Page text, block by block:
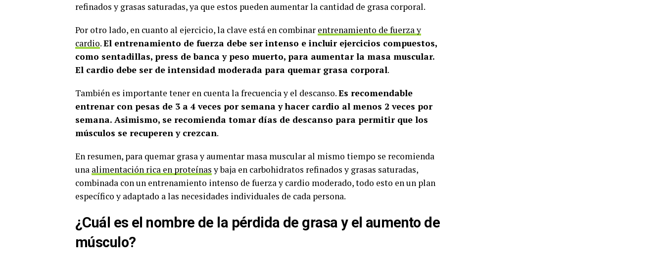
refinados y grasas saturadas, ya que estos pueden aumentar la cantidad de grasa corporal.
Por otro lado, en cuanto al ejercicio, la clave está en combinar entrenamiento de fuerza y
cardio.El entrenamiento de fuerza debe ser intenso e incluir ejercicios compuestos,
como sentadillas, press de banca y peso muerto, para aumentar la masa muscular.
El cardio debe ser de intensidad moderada para quemar grasa corporal.
También es importante tener en cuenta la frecuencia y el descanso.Es recomendable
entrenar con pesas de 3 a 4 veces por semana y hacer cardio al menos 2 veces por
semana. Asimismo, se recomienda tomar días de descanso para permitir que los
músculos se recuperen y crezcan.
En resumen, para quemar grasa y aumentar masa muscular al mismo tiempo se recomienda
una alimentación rica en proteínasy baja en carbohidratos refinados y grasas saturadas,
combinada con un entrenamiento intenso de fuerza y cardio moderado, todo esto en un plan
específico y adaptado a las necesidades individuales de cada persona.
¿Cuál es el nombre de la pérdida de grasa y el aumento de
músculo?